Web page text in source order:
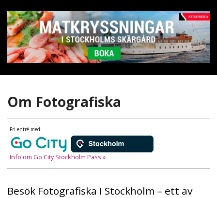
Om Fotografiska
Fri entré med:
Info om Go City Stockholm Pass »
Besök Fotografiska i Stockholm – ett av